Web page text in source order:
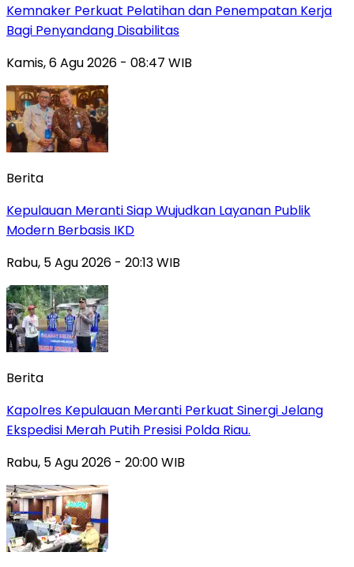
Kemnaker Perkuat Pelatihan dan Penempatan Kerja
Bagi Penyandang Disabilitas
Kamis, 6 Agu 2026 - 08:47 WIB
Berita
Kepulauan Meranti Siap Wujudkan Layanan Publik
Modern Berbasis IKD
Rabu, 5 Agu 2026 - 20:13 WIB
Berita
Kapolres Kepulauan Meranti Perkuat Sinergi Jelang
Ekspedisi Merah Putih Presisi Polda Riau.
Rabu, 5 Agu 2026 - 20:00 WIB